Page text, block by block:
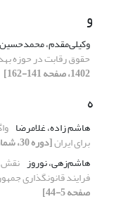
و
وکیلی‌مقدم، محمدحسین
حقوق رقابت در حوزه
1402، صفحه 141-162]
ه
هاشم زاده، غلامرضا
برای ایران[دوره 30، شماره 115، 1402، صفحه 199-234]
هاشم‌زهی، نوروز نقش
فرایند قانونگذاری
صفحه 5-44]